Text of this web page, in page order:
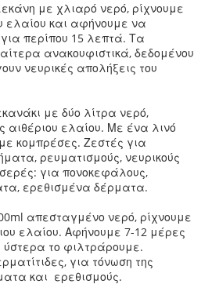
με χλιαρό νερό, ρίχνουμε
ελαίου και αφήνουμε να
περίπου 15 λεπτά. Τα
ανακουφιστικά, δεδομένου
νευρικές απολήξεις του
με δύο λίτρα νερό,
αιθέριου ελαίου. Με ένα λινό
κομπρέσες. Ζεστές για
ρευματισμούς, νευρικούς
για πονοκεφάλους,
ερεθισμένα δέρματα.
απεσταγμένο νερό, ρίχνουμε
ελαίου. Αφήνουμε 7-12 μέρες
ύστερα το φιλτράρουμε.
για τόνωση της
και ερεθισμούς.